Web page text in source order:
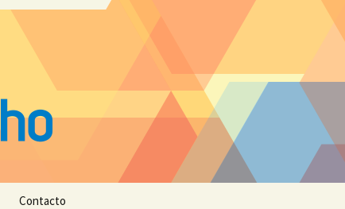
Contacto